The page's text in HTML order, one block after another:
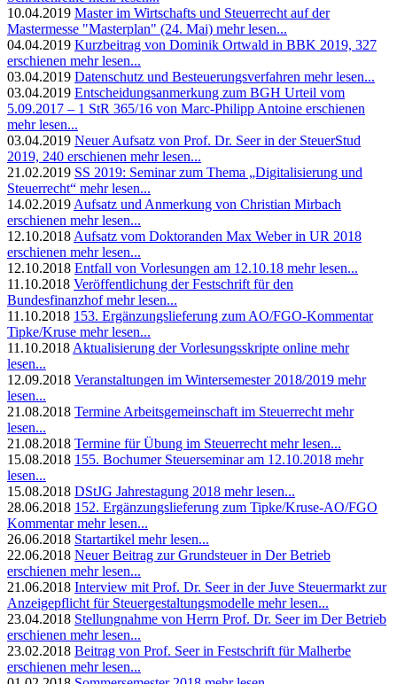
10.04.2019 Master im Wirtschafts und Steuerrecht auf der
Mastermesse "Masterplan" (24. Mai) mehr lesen...
04.04.2019 Kurzbeitrag von Dominik Ortwald in BBK 2019, 327
erschienen mehr lesen...
03.04.2019 Datenschutz und Besteuerungsverfahren mehr lesen...
03.04.2019 Entscheidungsanmerkung zum BGH Urteil vom
5.09.2017 – 1 StR 365/16 von Marc-Philipp Antoine erschienen
mehr lesen...
03.04.2019 Neuer Aufsatz von Prof. Dr. Seer in der SteuerStud
2019, 240 erschienen mehr lesen...
21.02.2019 SS 2019: Seminar zum Thema „Digitalisierung und
Steuerrecht“ mehr lesen...
14.02.2019 Aufsatz und Anmerkung von Christian Mirbach
erschienen mehr lesen...
12.10.2018 Aufsatz vom Doktoranden Max Weber in UR 2018
erschienen mehr lesen...
12.10.2018 Entfall von Vorlesungen am 12.10.18 mehr lesen...
11.10.2018 Veröffentlichung der Festschrift für den
Bundesfinanzhof mehr lesen...
11.10.2018 153. Ergänzungslieferung zum AO/FGO-Kommentar
Tipke/Kruse mehr lesen...
11.10.2018 Aktualisierung der Vorlesungsskripte online mehr
lesen...
12.09.2018 Veranstaltungen im Wintersemester 2018/2019 mehr
lesen...
21.08.2018 Termine Arbeitsgemeinschaft im Steuerrecht mehr
lesen...
21.08.2018 Termine für Übung im Steuerrecht mehr lesen...
15.08.2018 155. Bochumer Steuerseminar am 12.10.2018 mehr
lesen...
15.08.2018 DStJG Jahrestagung 2018 mehr lesen...
28.06.2018 152. Ergänzungslieferung zum Tipke/Kruse-AO/FGO
Kommentar mehr lesen...
26.06.2018 Startartikel mehr lesen...
22.06.2018 Neuer Beitrag zur Grundsteuer in Der Betrieb
erschienen mehr lesen...
21.06.2018 Interview mit Prof. Dr. Seer in der Juve Steuermarkt zur
Anzeigepflicht für Steuergestaltungsmodelle mehr lesen...
23.04.2018 Stellungnahme von Herrn Prof. Dr. Seer im Der Betrieb
erschienen mehr lesen...
23.02.2018 Beitrag von Prof. Seer in Festschrift für Malherbe
erschienen mehr lesen...